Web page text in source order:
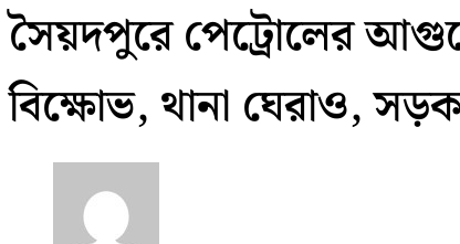
সৈয়দপুরে পেট্রোলের
বিক্ষোভ, থানা ঘেরাও,